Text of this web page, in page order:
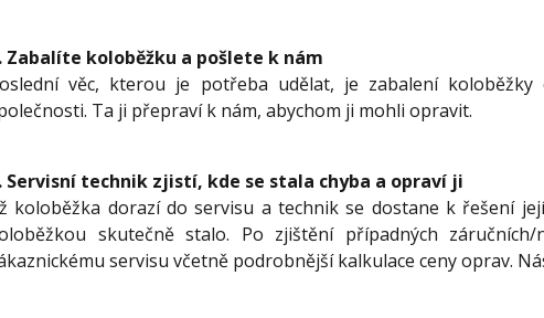
Zabalíte koloběžku a pošlete k nám
věc, kterou je potřeba udělat, je zabalení
Ta ji přepraví k nám, abychom ji mohli opravit.
Servisní technik zjistí, kde se stala chyba a opraví ji
koloběžka dorazí do servisu a technik se dostane k řešení
skutečně stalo. Po zjištění případných
servisu včetně podrobnější kalkulace ceny oprav.